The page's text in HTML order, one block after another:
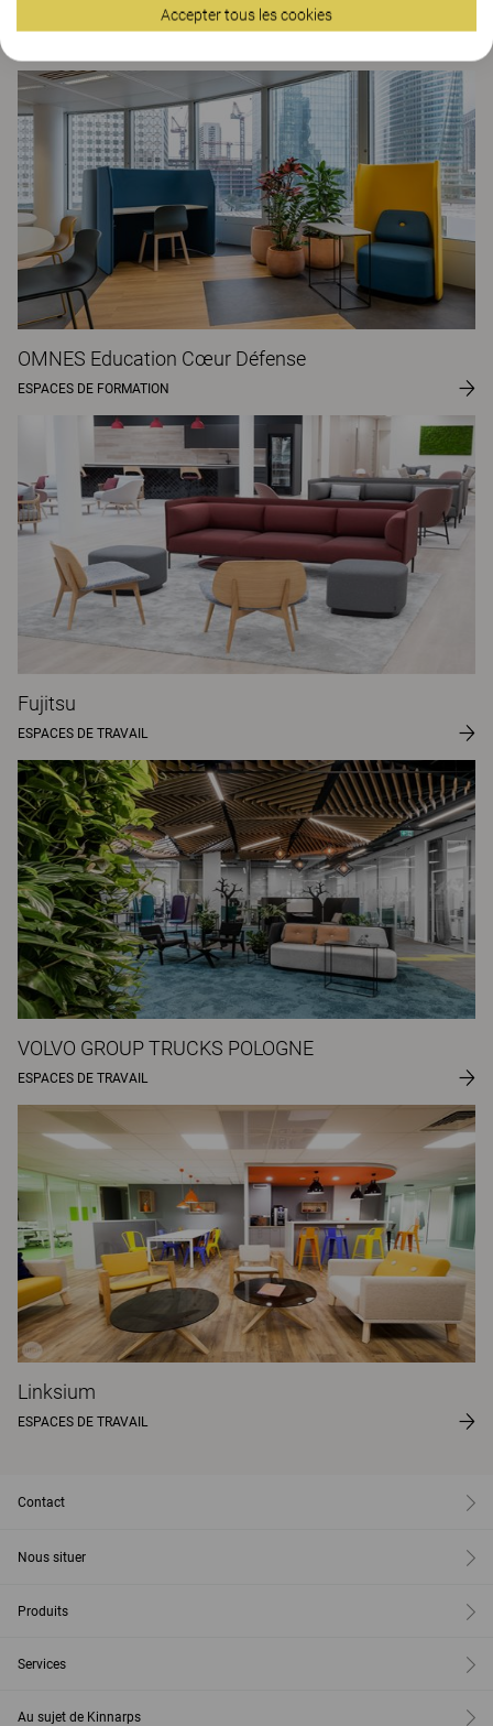
Caisse des Dépôts Angers
OMNES Education Cœur Défense
ESPACES DE FORMATION
Fujitsu
ESPACES DE TRAVAIL
VOLVO GROUP TRUCKS POLOGNE
ESPACES DE TRAVAIL
Linksium
ESPACES DE TRAVAIL
Contact
Nous situer
Produits
Services
Au sujet de Kinnarps
Accepter tous les cookies